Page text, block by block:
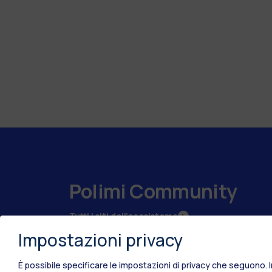
Polimi Community
Tutti i siti dell’ecosistema
Impostazioni privacy
È possibile specificare le impostazioni di privacy che seguono.